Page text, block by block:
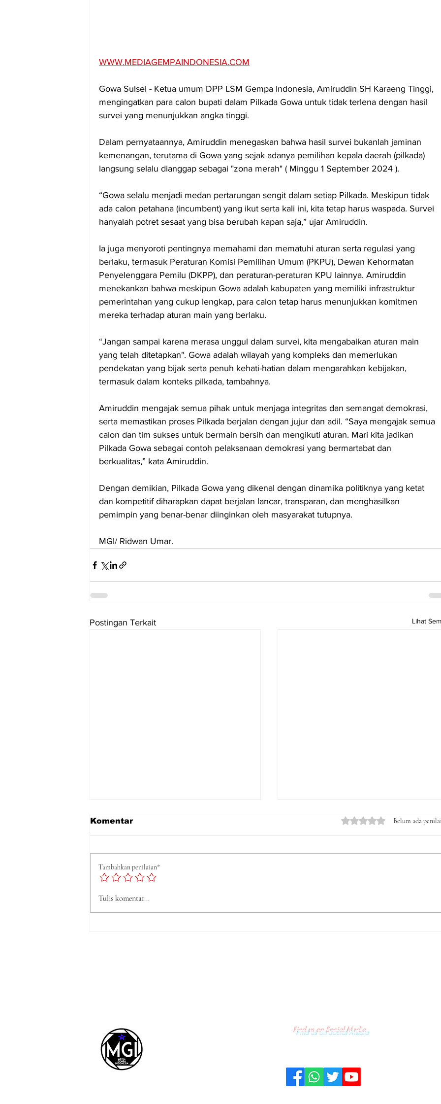
WWW.MEDIAGEMPAINDONESIA.COM
Gowa Sulsel - Ketua umum DPP LSM Gempa Indonesia, Amiruddin SH Karaeng Tinggi,
mengingatkan para calon bupati dalam Pilkada Gowa untuk tidak terlena dengan hasil
survei yang menunjukkan angka tinggi.
Dalam pernyataannya, Amiruddin menegaskan bahwa hasil survei bukanlah jaminan
kemenangan, terutama di Gowa yang sejak adanya pemilihan kepala daerah (pilkada)
langsung selalu dianggap sebagai "zona merah" ( Minggu 1 September 2024 ).
“Gowa selalu menjadi medan pertarungan sengit dalam setiap Pilkada. Meskipun tidak
ada calon petahana (incumbent) yang ikut serta kali ini, kita tetap harus waspada. Survei
hanyalah potret sesaat yang bisa berubah kapan saja,” ujar Amiruddin.
Ia juga menyoroti pentingnya memahami dan mematuhi aturan serta regulasi yang
berlaku, termasuk Peraturan Komisi Pemilihan Umum (PKPU), Dewan Kehormatan
Penyelenggara Pemilu (DKPP), dan peraturan-peraturan KPU lainnya. Amiruddin
menekankan bahwa meskipun Gowa adalah kabupaten yang memiliki infrastruktur
pemerintahan yang cukup lengkap, para calon tetap harus menunjukkan komitmen
mereka terhadap aturan main yang berlaku.
“Jangan sampai karena merasa unggul dalam survei, kita mengabaikan aturan main
yang telah ditetapkan". Gowa adalah wilayah yang kompleks dan memerlukan
pendekatan yang bijak serta penuh kehati-hatian dalam mengarahkan kebijakan,
termasuk dalam konteks pilkada, tambahnya.
Amiruddin mengajak semua pihak untuk menjaga integritas dan semangat demokrasi,
serta memastikan proses Pilkada berjalan dengan jujur dan adil. “Saya mengajak semua
calon dan tim sukses untuk bermain bersih dan mengikuti aturan. Mari kita jadikan
Pilkada Gowa sebagai contoh pelaksanaan demokrasi yang bermartabat dan
berkualitas,” kata Amiruddin.
Dengan demikian, Pilkada Gowa yang dikenal dengan dinamika politiknya yang ketat
dan kompetitif diharapkan dapat berjalan lancar, transparan, dan menghasilkan
pemimpin yang benar-benar diinginkan oleh masyarakat tutupnya.
MGI/ Ridwan Umar.
Postingan Terkait Lihat
Perda LAD Nomor 5 Tahun
DPP LSM Gempa Indonesia
Komentar Dinilai 0 dari 5 bintang.
Belum ada
Tambahkan penilaian*
Tulis komentar...
Find us on Social Media